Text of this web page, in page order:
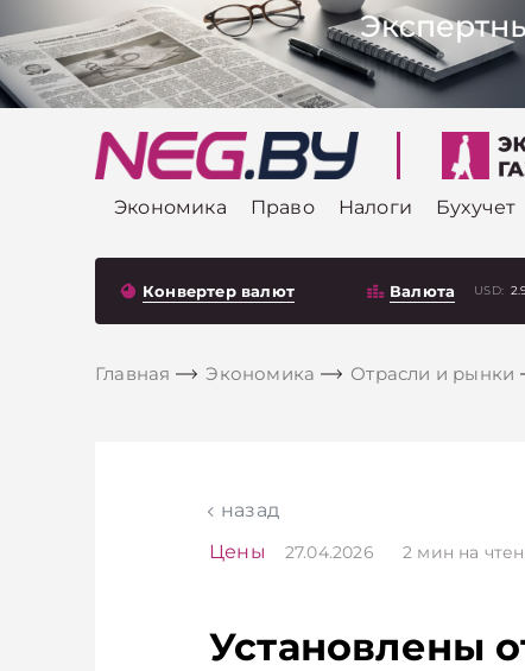
Экономика Право Налоги Бухучет
Конвертер валют Валюта USD:
Главная Экономика Отрасли и рынки
назад
Цены
27.04.2026 2 мин на
Установлены